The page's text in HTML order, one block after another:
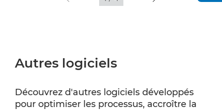
Autres logiciels
Découvrez d'autres logiciels développés
pour optimiser les processus, accroître la